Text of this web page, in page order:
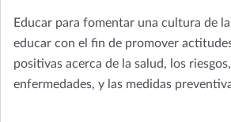
Educar para fomentar una cultura de
educar con el fin de promover
positivas acerca de la salud, los
enfermedades, y las medidas